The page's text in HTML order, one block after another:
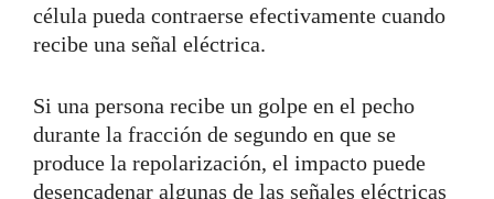
célula pueda contraerse efectivamente cuando
recibe una señal eléctrica.
Si una persona recibe un golpe en el pecho
durante la fracción de segundo en que se
produce la repolarización, el impacto puede
desencadenar algunas de las señales eléctricas